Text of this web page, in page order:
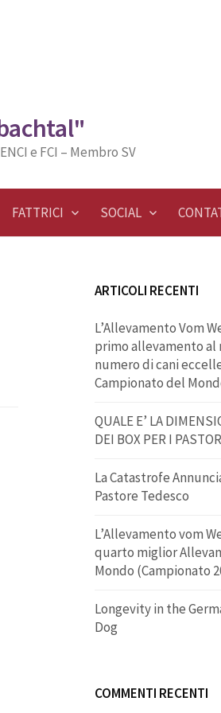
e FCI – Membro SV
FATTRICI SOCIAL
ARTICOLI RECENTI
L’Allevamento Vom
primo allevamento al
numero di cani
Campionato del
QUALE E’ LA
DEI BOX PER I
La Catastrofe
Pastore Tedesco
L’Allevamento vom
quarto miglior
Mondo (Campionato
Longevity in the
Dog
COMMENTI RECENTI